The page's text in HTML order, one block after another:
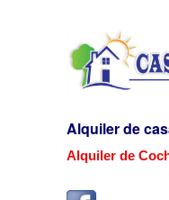
Alquiler de
Alquiler de